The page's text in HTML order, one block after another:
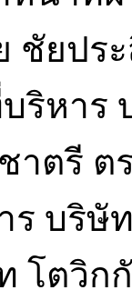
ยปร
ริหาร
าตรี
ร บริษั
โตวิก